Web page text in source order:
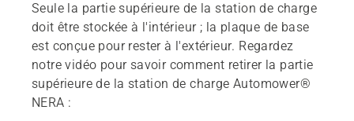
Seule la partie supérieure de la station de charge
doit être stockée à l'intérieur ; la plaque de base
est conçue pour rester à l'extérieur. Regardez
notre vidéo pour savoir comment retirer la partie
supérieure de la station de charge Automower®
NERA :